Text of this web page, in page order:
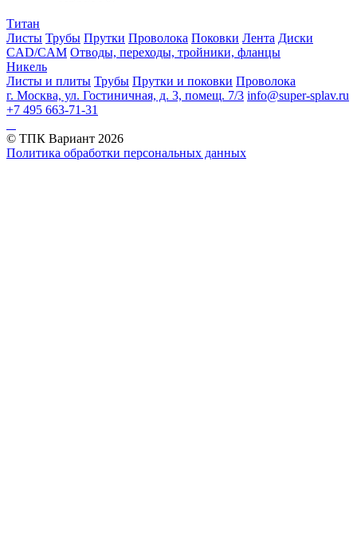
Титан
Листы Трубы Прутки Проволока Поковки Лента Диски
CAD/CAM Отводы, переходы, тройники, фланцы
Никель
Листы и плиты Трубы Прутки и поковки Проволока
г. Москва, ул. Гостиничная, д. 3, помещ. 7/3 info@super-splav.ru
+7 495 663-71-31
© ТПК Вариант 2026
Политика обработки персональных данных